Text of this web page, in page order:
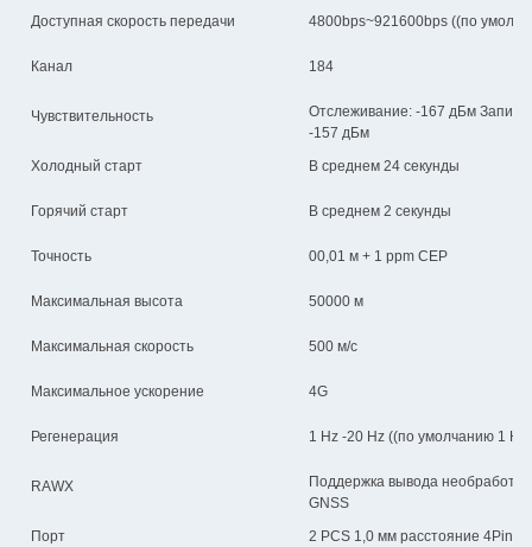
Доступная скорость передачи
4800bps~921600bps ((по
Канал 184
Чувствительность
Отслеживание: -167 дБм
-157 дБм
Холодный старт
В среднем 24 секунды
Горячий старт В среднем 2 секунды
Точность 00,01 м + 1 ppm CEP
Максимальная высота 50000 м
Максимальная скорость 500 м/с
Максимальное ускорение 4G
Регенерация 1 Hz -20 Hz ((по умолчанию 1 Hz)
RAWX
Поддержка вывода
GNSS
Порт
2 PCS 1,0 мм расстояние 4Pins